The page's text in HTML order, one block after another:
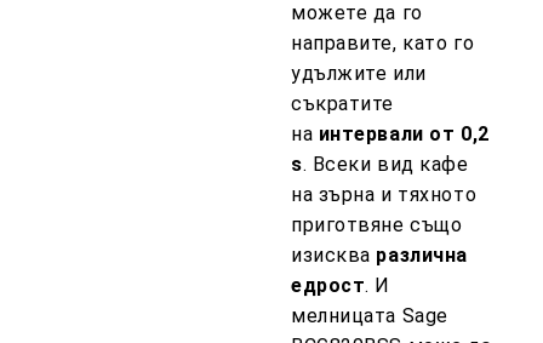
можете да го
направите, като го
удължите или
съкратите
на интервали от 0,2
s. Всеки вид кафе
на зърна и тяхното
приготвяне също
изисква различна
едрост. И
мелницата Sage